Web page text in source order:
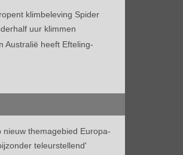
klimbeleving Spider
uur klimmen
Australië heeft Efteling-
nieuw themagebied Europa-
teleurstellend'